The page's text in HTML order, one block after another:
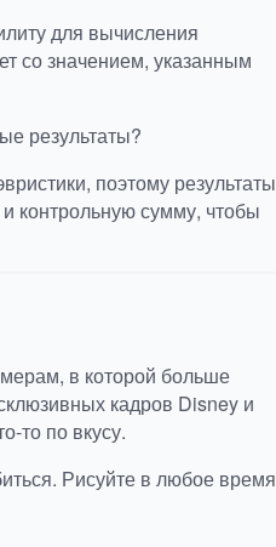
для вычисления
со значением, указанным
результаты?
поэтому результаты
контрольную сумму, чтобы
в которой больше
кадров Disney и
то по вкусу.
Рисуйте в любое время